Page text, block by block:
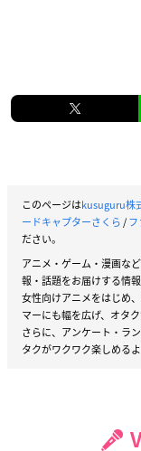
このページはkusuguru株
ードキャプターさくら/
ださい。
アニメ・ゲーム・漫画な
報・話題をお届けする情
女性向けアニメをはじめ
マーにも幅を広げ、オタ
さらに、アンケート・ラ
タクがワクワク楽しめる